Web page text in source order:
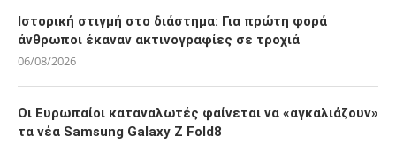
Ιστορική στιγμή στο διάστημα: Για πρώτη φορά
άνθρωποι έκαναν ακτινογραφίες σε τροχιά
06/08/2026
Οι Ευρωπαίοι καταναλωτές φαίνεται να «αγκαλιάζουν»
τα νέα Samsung Galaxy Z Fold8